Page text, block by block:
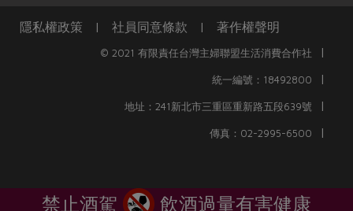
禁止酒駕 飲酒過量有害健康
隱私權政策 | 社員同意條款 | 著作權聲明
© 2021 有限責任台灣主婦聯盟生活消費合作社 |
統一編號：18492800 |
地址：241新北市三重區重新路五段639號 |
傳真：02-2995-6500 |